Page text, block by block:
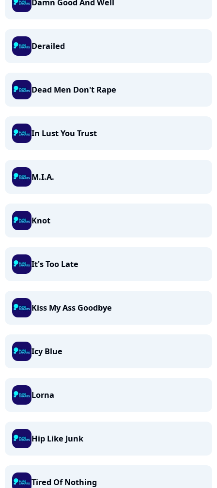
Damn Good And Well
Derailed
Dead Men Don't Rape
In Lust You Trust
M.I.A.
Knot
It's Too Late
Kiss My Ass Goodbye
Icy Blue
Lorna
Hip Like Junk
Tired Of Nothing